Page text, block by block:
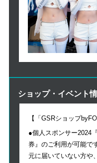
ショップ・イベント
【「GSRショップ
●個人スポンサー2024
券』のご利用が可能で
元に届いていない方や